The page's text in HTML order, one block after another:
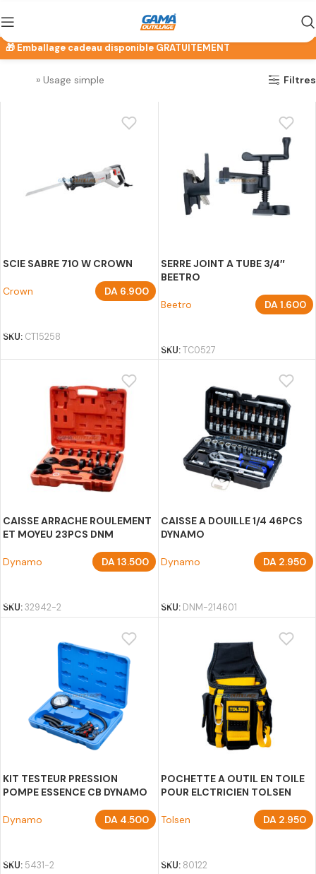
» Usage simple Filtres
SCIE SABRE 710 W CROWN
Crown DA 6.900
SKU: CT15258
SERRE JOINT A TUBE 3/4″
BEETRO
Beetro DA 1.600
SKU:TC0527
CAISSE ARRACHE ROULEMENT
ET MOYEU 23PCS DNM
Dynamo DA13.500
SKU:32942-2
CAISSE A DOUILLE 1/4 46PCS
DYNAMO
Dynamo DA 2.950
SKU: DNM-214601
KIT TESTEUR PRESSION
POMPE ESSENCE CB DYNAMO
Dynamo DA4.500
SKU: 5431-2
POCHETTE A OUTIL EN TOILE
POUR ELCTRICIEN TOLSEN
Tolsen DA 2.950
SKU: 80122